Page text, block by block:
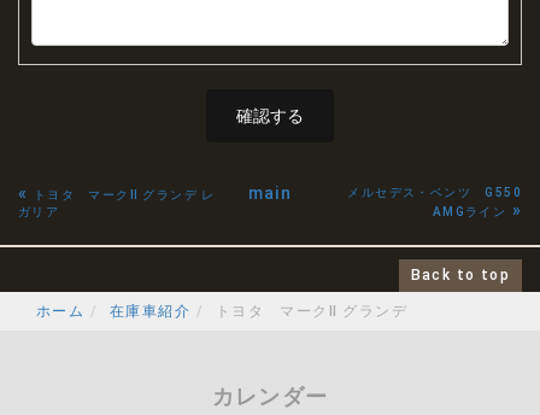
«
トヨタ マークⅡ グランデ レ
ガリア
main
メルセデス・ベンツ G550
AMGライン
»
Back to top
ホーム 在庫車紹介 トヨタ マークⅡ グランデ
カレンダー